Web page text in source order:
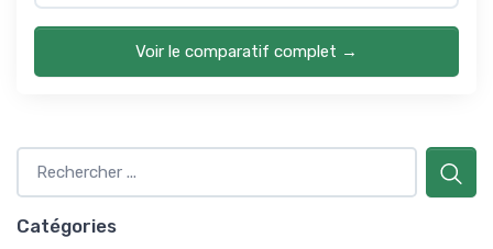
Voir le comparatif complet →
Catégories